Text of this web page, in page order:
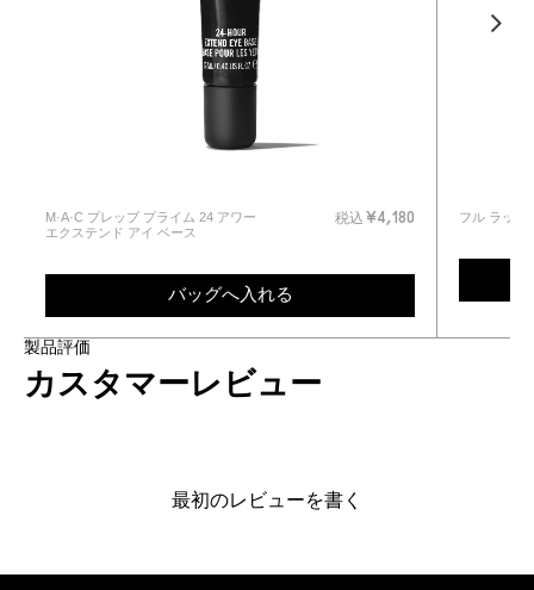
M·A·C プレップ プライム 24 アワー
エクステンド アイ ベース
税込 ¥4,180
バッグへ入れる
フル ラッシ
製品評価
カスタマーレビュー
最初のレビューを書く